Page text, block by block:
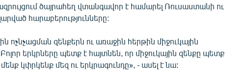
ծայրահեղ վտանգավոր է համարել Ռուսաստանի ու
հարաբերությունները:
ոչնչացման զենքերն ու առաջին հերթին միջուկային
երկրները պետք է հայտնեն, որ միջուկային զենքը պետք
կփրկենք մեզ ու երկրագունդը», - ասել է նա: